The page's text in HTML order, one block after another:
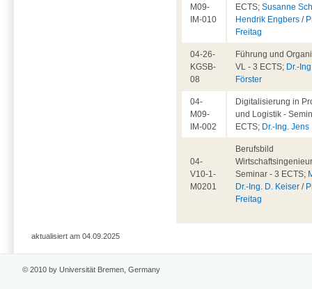
M09-
IM-010
ECTS;Susanne
Hendrik Engbers /
Freitag
04-26-
KGSB-
08
Führung und
VL - 3 ECTS; Dr.-
Förster
04-
M09-
IM-002
Digitalisierung in
und Logistik -
ECTS; Dr.-Ing. Jens
04-
V10-1-
M0201
Berufsbild
Seminar - 3 ECTS;
Dr.-Ing. D. Keiser /
Freitag
aktualisiert am 04.09.2025
© 2010 by Universität Bremen, Germany